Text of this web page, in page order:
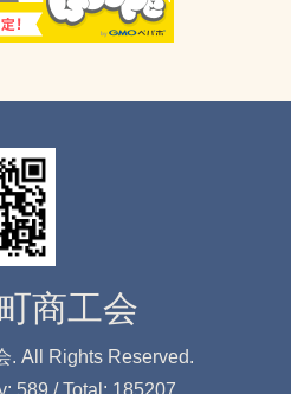
商工会
. All Rights Reserved.